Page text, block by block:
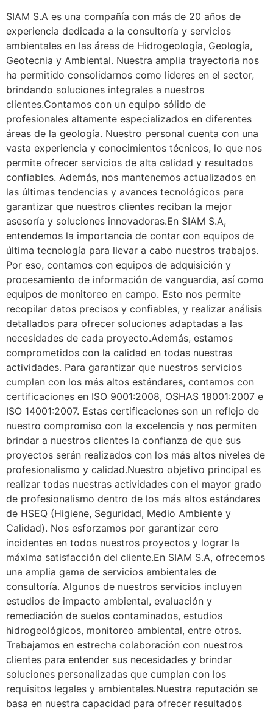
SIAM S.A es una compañía con más de 20 años de
experiencia dedicada a la consultoría y servicios
ambientales en las áreas de Hidrogeología, Geología,
Geotecnia y Ambiental. Nuestra amplia trayectoria nos
ha permitido consolidarnos como líderes en el sector,
brindando soluciones integrales a nuestros
clientes.Contamos con un equipo sólido de
profesionales altamente especializados en diferentes
áreas de la geología. Nuestro personal cuenta con una
vasta experiencia y conocimientos técnicos, lo que nos
permite ofrecer servicios de alta calidad y resultados
confiables. Además, nos mantenemos actualizados en
las últimas tendencias y avances tecnológicos para
garantizar que nuestros clientes reciban la mejor
asesoría y soluciones innovadoras.En SIAM S.A,
entendemos la importancia de contar con equipos de
última tecnología para llevar a cabo nuestros trabajos.
Por eso, contamos con equipos de adquisición y
procesamiento de información de vanguardia, así como
equipos de monitoreo en campo. Esto nos permite
recopilar datos precisos y confiables, y realizar análisis
detallados para ofrecer soluciones adaptadas a las
necesidades de cada proyecto.Además, estamos
comprometidos con la calidad en todas nuestras
actividades. Para garantizar que nuestros servicios
cumplan con los más altos estándares, contamos con
certificaciones en ISO 9001:2008, OSHAS 18001:2007 e
ISO 14001:2007. Estas certificaciones son un reflejo de
nuestro compromiso con la excelencia y nos permiten
brindar a nuestros clientes la confianza de que sus
proyectos serán realizados con los más altos niveles de
profesionalismo y calidad.Nuestro objetivo principal es
realizar todas nuestras actividades con el mayor grado
de profesionalismo dentro de los más altos estándares
de HSEQ (Higiene, Seguridad, Medio Ambiente y
Calidad). Nos esforzamos por garantizar cero
incidentes en todos nuestros proyectos y lograr la
máxima satisfacción del cliente.En SIAM S.A, ofrecemos
una amplia gama de servicios ambientales de
consultoría. Algunos de nuestros servicios incluyen
estudios de impacto ambiental, evaluación y
remediación de suelos contaminados, estudios
hidrogeológicos, monitoreo ambiental, entre otros.
Trabajamos en estrecha colaboración con nuestros
clientes para entender sus necesidades y brindar
soluciones personalizadas que cumplan con los
requisitos legales y ambientales.Nuestra reputación se
basa en nuestra capacidad para ofrecer resultados